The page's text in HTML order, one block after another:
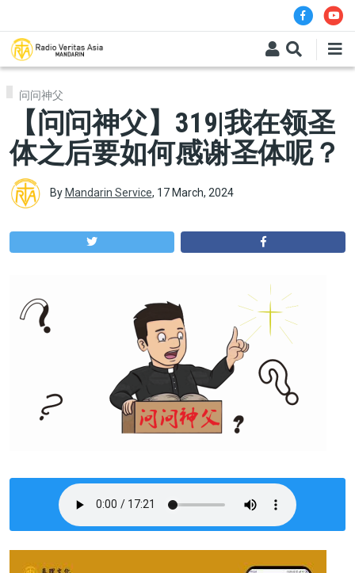
问问神父
【问问神父】319|我在领圣
体之后要如何感谢圣体呢？
By Mandarin Service, 17 March, 2024